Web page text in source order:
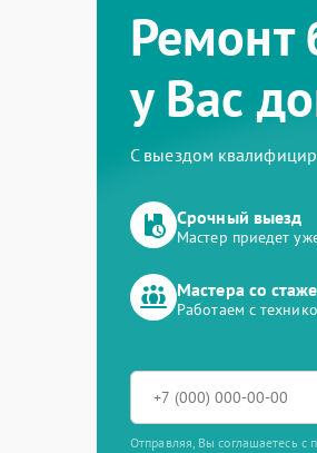
Ремонт
у Вас
С выездом
Срочный выезд
Мастер приедет
Мастера со
Работаем с
Отправляя, Вы соглашаетесь с